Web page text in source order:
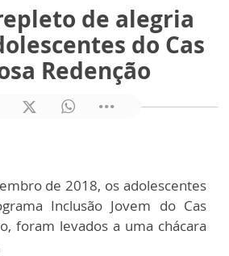
de alegria
do Cas
Redenção
de 2018, os adolescentes
Inclusão Jovem do Cas
foram levados a uma chácara